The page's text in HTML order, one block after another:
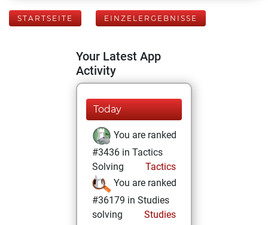
STARTSEITE EINZELERGEBNISSE
Your Latest App
Activity
Today
You are ranked
#3436 in Tactics
Solving
Tactics
You are ranked
#36179 in Studies
solving
Studies